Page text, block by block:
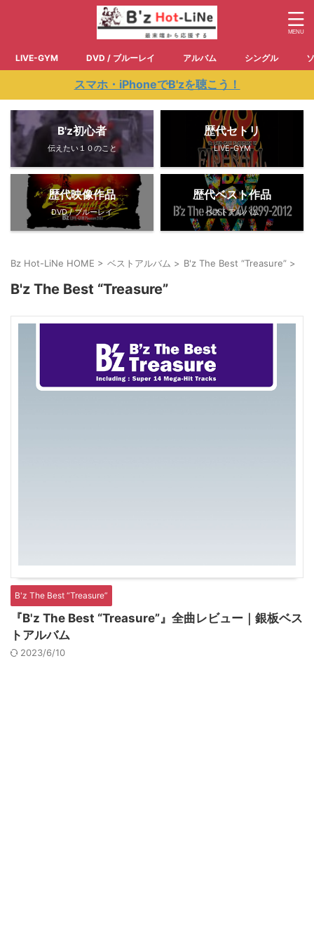
LIVE-GYM DVD / ブルーレイ アルバム シングル
スマホ・iPhoneでB'zを聴こう！
B'z初心者
伝えたい１０のこと
歴代セトリ
LIVE-GYM
歴代映像作品
DVD / ブルーレイ
歴代ベスト作品
ベストアルバム
Bz Hot-LiNe HOME > ベストアルバム > B'z The Best “Treasure” >
B'z The Best “Treasure”
B'z The Best “Treasure”
『B'z The Best “Treasure”』全曲レビュー｜銀板ベス
トアルバム
2023/6/10